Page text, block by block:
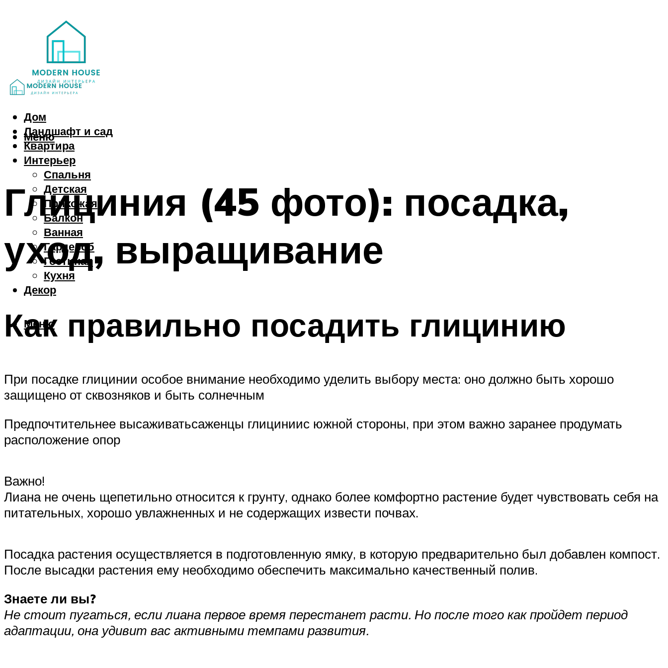
Дом
Ландшафт и сад
Квартира
Интерьер
Спальня
Детская
Прихожая
Балкон
Ванная
Гардероб
Гостиная
Кухня
Декор
Меню
Меню
Глициния (45 фото): посадка,
уход, выращивание
Как правильно посадить глицинию
При посадке глицинии особое внимание необходимо уделить выбору места: оно должно быть хорошо
защищено от сквозняков и быть солнечным
Предпочтительнее высаживатьсаженцы глициниис южной стороны, при этом важно заранее продумать
расположение опор
Важно!
Лиана не очень щепетильно относится к грунту, однако более комфортно растение будет чувствовать себя на
питательных, хорошо увлажненных и не содержащих извести почвах.
Посадка растения осуществляется в подготовленную ямку, в которую предварительно был добавлен компост.
После высадки растения ему необходимо обеспечить максимально качественный полив.
Знаете ли вы?
Не стоит пугаться, если лиана первое время перестанет расти. Но после того как пройдет период
адаптации, она удивит вас активными темпами развития.